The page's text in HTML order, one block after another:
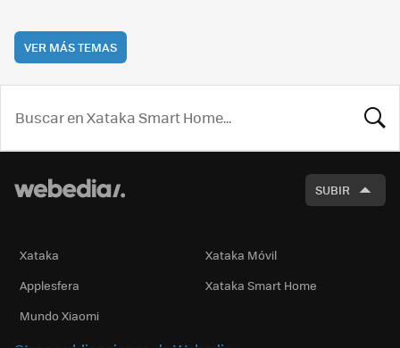
VER MÁS TEMAS
SUBIR
Xataka
Xataka Móvil
Applesfera
Xataka Smart Home
Mundo Xiaomi